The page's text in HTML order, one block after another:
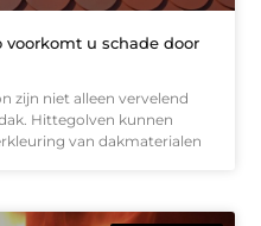
u schade door
zijn niet alleen vervelend
Hittegolven kunnen
van dakmaterialen